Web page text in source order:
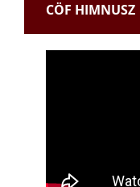
CÖF HIMNUSZ